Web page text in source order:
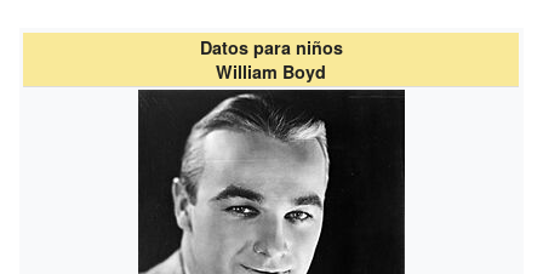
Datos para niños
William Boyd